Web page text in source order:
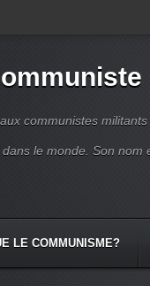
communistes
le monde. Son nom
LE COMMUNISME?